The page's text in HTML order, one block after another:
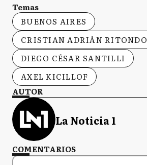
Temas
BUENOS AIRES
CRISTIAN ADRIÁN RITONDO
DIEGO CÉSAR SANTILLI
AXEL KICILLOF
AUTOR
La Noticia 1
COMENTARIOS